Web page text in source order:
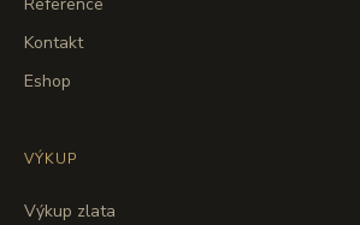
Kontakt
Eshop
VÝKUP
Výkup zlata